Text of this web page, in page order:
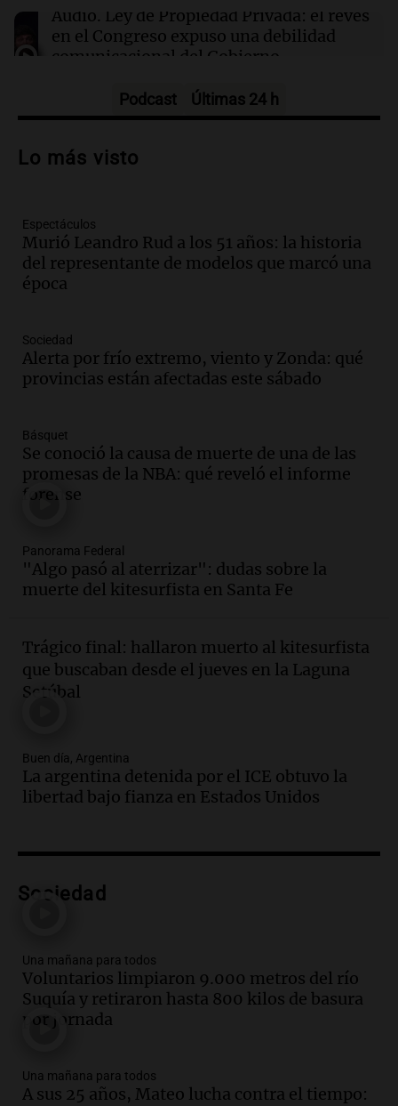
13:20 Sociedad
“Jorge hizo todo bien”: el mensaje de Chiqui
Tapia tras la muerte del padre de Messi
Audio. Ley de Propiedad Privada: el revés
en el Congreso expuso una debilidad
comunicacional del Gobierno
Audio.Casabindo se prepara para una
tradicional Toreo de la Vincha
Audio.
"Tres hombres se lo llevaron para
hacerle preguntas y nunca regresó"
Una mañana para todos
Audio.
metros del río Suquía y retiraron hasta
800 kilos de basura por jornada
Audio.La historia de la servilleta que
firmó Jorge Messi para el primer
contrato de Leo con Barcelona
Una mañana para todos
Audio.Joan Gaspart: "Sin Jorge, no sé si
Messi hubiera llegado adonde llegó"
Una mañana para todos
Audio.El orgullo y el sueño argentino de
Jorge Messi en una entrevista con Rony
Vargas en 2007
Audio.El abuelo de Agostina Vega, tras
las nuevas detenciones: "En esa casa
todos tenían algo que ver"
del desayuno ideal: qué alimentos
Audio.Murió Jorge Messi
Una mañana para todos
Audio.Mateo, a los 25 años, lucha
Podcast Últimas 24 h
Lo más visto
Espectáculos
Murió Leandro Rud a los 51 años: la historia
del representante de modelos que marcó una
época
Sociedad
Alerta por frío extremo, viento y Zonda: qué
provincias están afectadas este sábado
Básquet
Se conoció la causa de muerte de una de las
promesas de la NBA: qué reveló el informe
forense
Panorama Federal
"Algo pasó al aterrizar": dudas sobre la
muerte del kitesurfista en Santa Fe
Trágico final: hallaron muerto al kitesurfista
que buscaban desde el jueves en la Laguna
Setúbal
Buen día, Argentina
La argentina detenida por el ICE obtuvo la
libertad bajo fianza en Estados Unidos
Sociedad
Una mañana para todos
Voluntarios limpiaron 9.000 metros del río
Suquía y retiraron hasta 800 kilos de basura
por jornada
Una mañana para todos
A sus 25 años, Mateo lucha contra el tiempo: